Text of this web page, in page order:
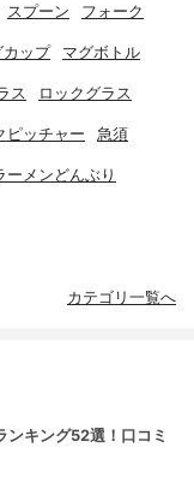
スプーン フォーク
カップ マグボトル
ス ロックグラス
ピッチャー 急須
ーメンどんぶり
カテゴリ一覧へ
ンキング52選！口コミ